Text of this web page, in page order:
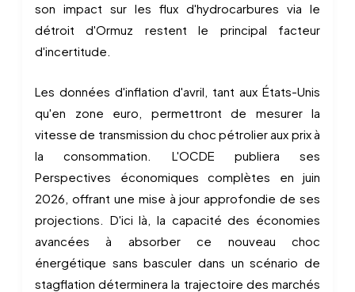
son impact sur les flux d'hydrocarbures via le
détroit d'Ormuz restent le principal facteur
d'incertitude.
Les données d'inflation d'avril, tant aux États-Unis
qu'en zone euro, permettront de mesurer la
vitesse de transmission du choc pétrolier aux prix à
la consommation. L'OCDE publiera ses
Perspectives économiques complètes en juin
2026, offrant une mise à jour approfondie de ses
projections. D'ici là, la capacité des économies
avancées à absorber ce nouveau choc
énergétique sans basculer dans un scénario de
stagflation déterminera la trajectoire des marchés